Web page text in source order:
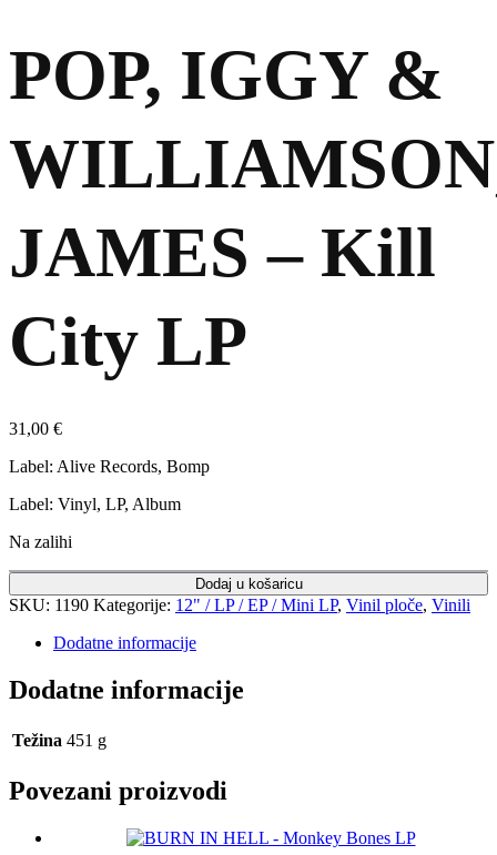
POP, IGGY &
JAMES – Kill
City LP
31,00 €
Label: Alive Records, Bomp
Label: Vinyl, LP, Album
Na zalihi
Dodaj u košaricu
SKU: 1190 Kategorije: 12" / LP / EP / Mini LP, Vinil ploče, Vinili
Dodatne informacije
Dodatne informacije
Težina 451 g
Povezani proizvodi